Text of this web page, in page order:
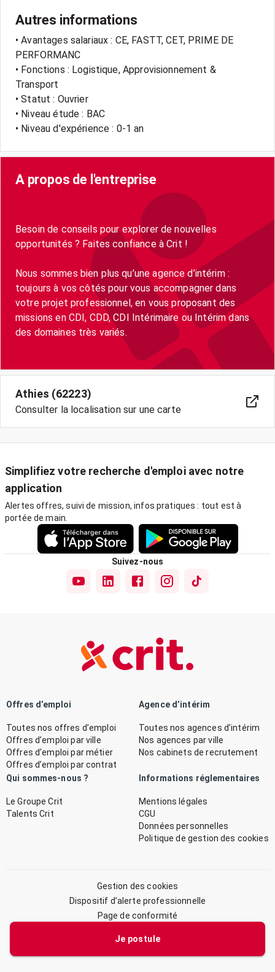
Je postule
Autres informations
• Avantages salariaux : CE, FASTT, CET, PRIME DE
PERFORMANC
• Fonctions : Logistique, Approvisionnement &
Transport
• Statut : Ouvrier
• Niveau étude : BAC
• Niveau d'expérience : 0-1 an
A propos de l'entreprise
Besoin de conseils pour explorer de nouvelles
opportunités ? Faites confiance à Crit !
Nous sommes bien plus qu’une agence d’intérim :
toujours à vos côtés pour vous accompagner dans
votre projet professionnel, en vous proposant des
missions en CDI, CDD, CDI Intérimaire ou Intérim dans
des domaines très variés.
Athies (62223)
Consulter la localisation sur une carte
Simplifiez votre recherche d'emploi avec notre
application
Alertes offres, suivi de mission, infos pratiques : tout est à
portée de main.
Suivez-nous
Offres d’emploi
Toutes nos offres d’emploi
Offres d’emploi par ville
Offres d’emploi par métier
Offres d’emploi par contrat
Agence d’intérim
Toutes nos agences d’intérim
Nos agences par ville
Nos cabinets de recrutement
Qui sommes-nous ?
Le Groupe Crit
Talents Crit
Informations réglementaires
Mentions légales
CGU
Données personnelles
Politique de gestion des cookies
Gestion des cookies
Dispositif d’alerte professionnelle
Page de conformité
© 2026 CRIT